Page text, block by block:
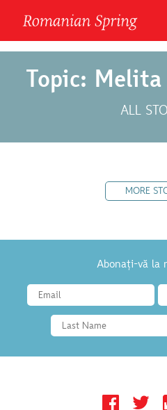
Topic:
ALL
MORE
Abonați-vă la